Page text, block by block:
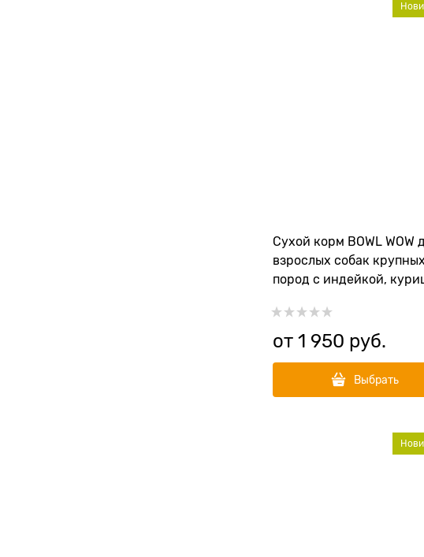
Сухой корм BOWL WOW
взрослых собак крупных
пород с индейкой,
от 1 950 руб.
Выбрать